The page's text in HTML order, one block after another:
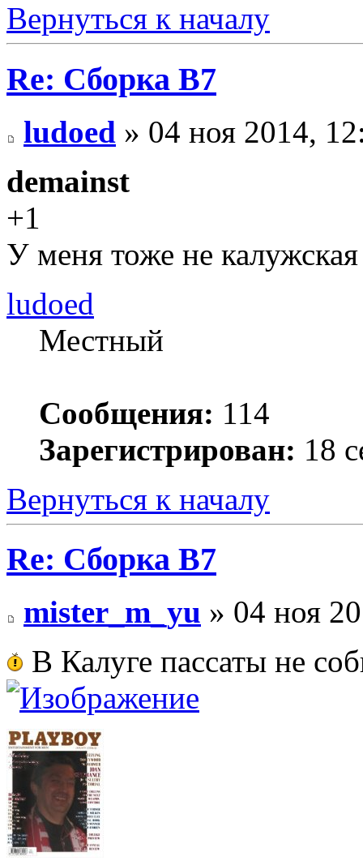
Вернуться к началу
Re: Сборка B7
ludoed » 04 ноя 2014,
demainst
+1
У меня тоже не
ludoed
Местный
Сообщения: 114
Зарегистрирован: 18
Вернуться к началу
Re: Сборка B7
mister_m_yu » 04 ноя
В Калуге пассаты не